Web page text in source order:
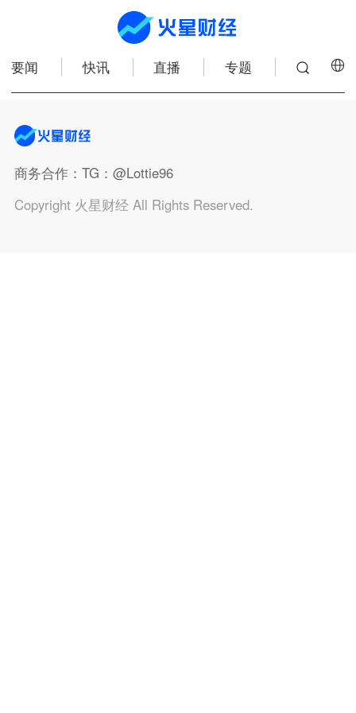
要闻 快讯 直播 专题
商务合作：TG：@Lottie96
Copyright 火星财经 All Rights Reserved.